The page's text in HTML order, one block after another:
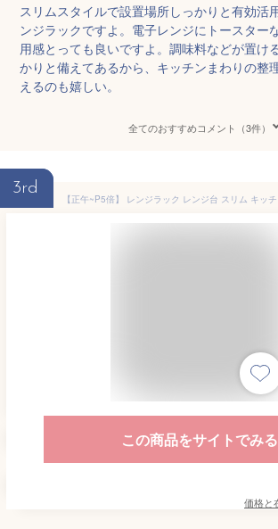
スリムスタイルで設置場所しっかりと有効活
ンジラックですよ。電子レンジにトースター
用感とっても良いですよ。調味料などが置け
かりと備えてあるから、キッチンまわりの整
えるのも嬉しい。
全てのおすすめコメント（3件）
3rd
この商品をサイトでみる
価格と